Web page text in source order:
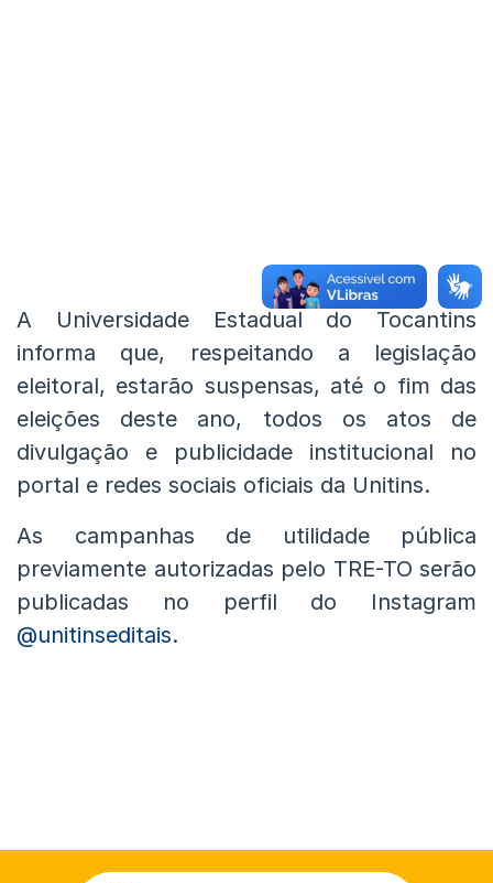
A Universidade Estadual do Tocantins
informa que, respeitando a legislação
eleitoral, estarão suspensas, até o fim das
eleições deste ano, todos os atos de
divulgação e publicidade institucional no
portal e redes sociais oficiais da Unitins.
As campanhas de utilidade pública
previamente autorizadas pelo TRE-TO serão
publicadas no perfil do Instagram
@unitinseditais.